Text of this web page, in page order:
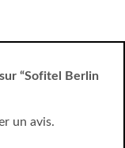
“Sofitel Berlin
un avis.